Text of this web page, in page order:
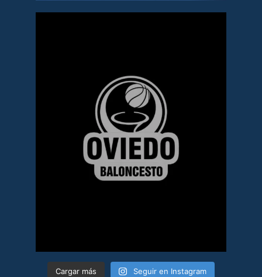
Cargar más Seguir en Instagram